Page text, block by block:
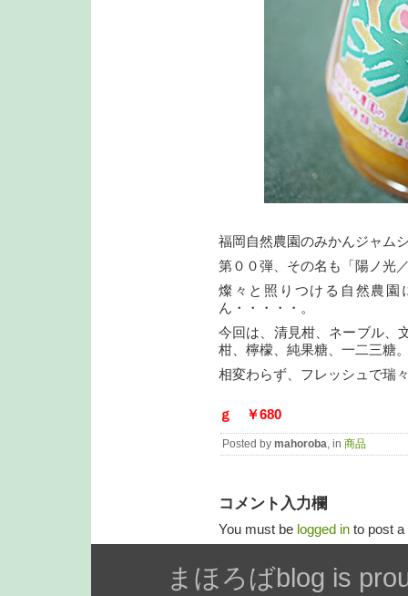
福岡自然農園のみかんジャム
第００弾、その名も「陽ノ光
燦々と照りつける自然農園
ん・・・・・。
今回は、清見柑、ネーブル、
柑、檸檬、純果糖、一二三糖
相変わらず、フレッシュで瑞
ｇ ￥680
Posted by mahoroba, in 商品
コメント入力欄
You must be logged in to post
まほろばblog is